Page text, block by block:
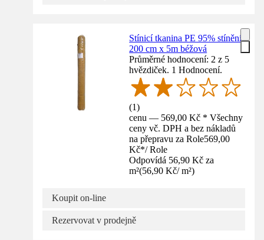
Stínicí tkanina PE 95% stínění
200 cm x 5m béžová
Průměrné hodnocení: 2 z 5
hvězdiček. 1 Hodnocení.
(1)
cenu — 569,00 Kč * Všechny
ceny vč. DPH a bez nákladů
na přepravu za Role569,00
Kč*/ Role
Odpovídá 56,90 Kč za
m²(56,90 Kč/ m²)
Koupit on-line
Rezervovat v prodejně